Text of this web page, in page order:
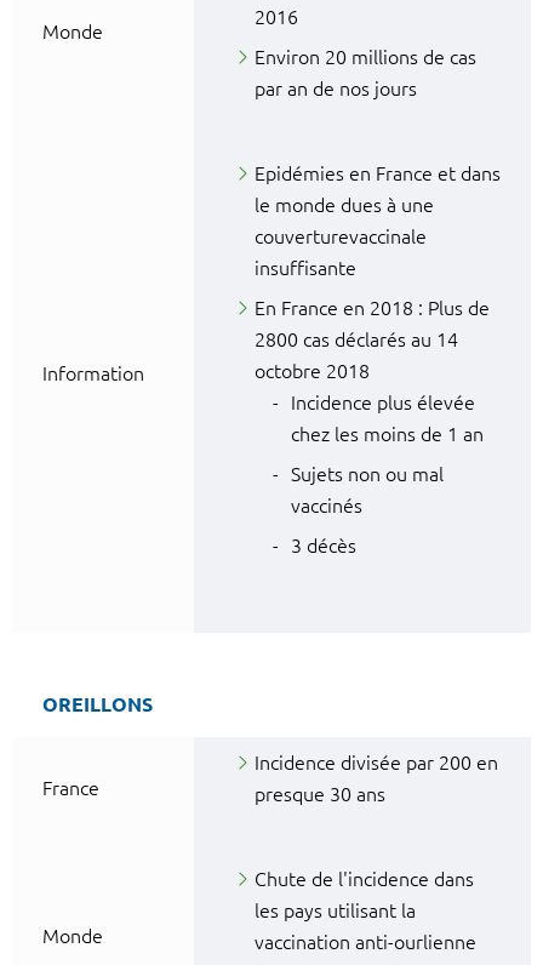
Monde
2016
Environ 20 millions de cas
par an de nos jours
Information
Epidémies en France et dans
le monde dues à une
couverturevaccinale
insuffisante
En France en 2018 : Plus de
2800 cas déclarés au 14
octobre 2018
Incidence plus élevée
chez les moins de 1 an
Sujets non ou mal
vaccinés
3 décès
OREILLONS
France
Incidence divisée par 200 en
presque 30 ans
Monde
Chute de l'incidence dans
les pays utilisant la
vaccination anti-ourlienne